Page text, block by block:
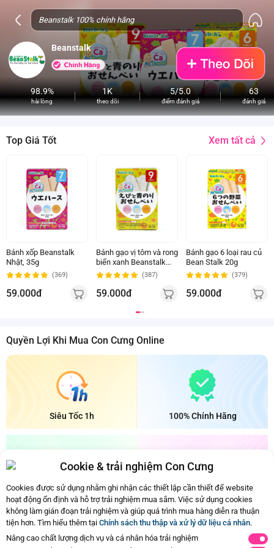
Beanstalk
98.9%
hài lòng
1K
theo dõi
5/5.0
điểm đánh giá
63
đánh giá
Top Giá Tốt Xem tất cả
Bánh xốp Beanstalk
Nhật, 35g
(369)
59.000đ
Bánh gạo vị tôm và rong
biển xanh Beanstalk
Nhật, 20g
(387)
59.000đ
Bánh gạo 6 loại rau củ
Bean Stalk 20g
(379)
59.000đ
Quyền Lợi Khi Mua Con Cưng Online
Siêu Tốc 1h 100% Chính Hãng
Bảo Quản Mát Đổi Trả Dễ Dàng
Ba mẹ đã xem hết nội dung rồi
Cookie & trải nghiệm Con Cưng
Cookies được sử dụng nhằm ghi nhận các thiết lập cần thiết để website
hoạt động ổn định và hỗ trợ trải nghiệm mua sắm. Việc sử dụng cookies
không làm gián đoạn trải nghiệm và giúp quá trình mua hàng diễn ra thuận
tiện hơn. Tìm hiểu thêm tại Chính sách thu thập và xử lý dữ liệu cá nhân.
Nâng cao chất lượng dịch vụ và cá nhân hóa trải nghiệm